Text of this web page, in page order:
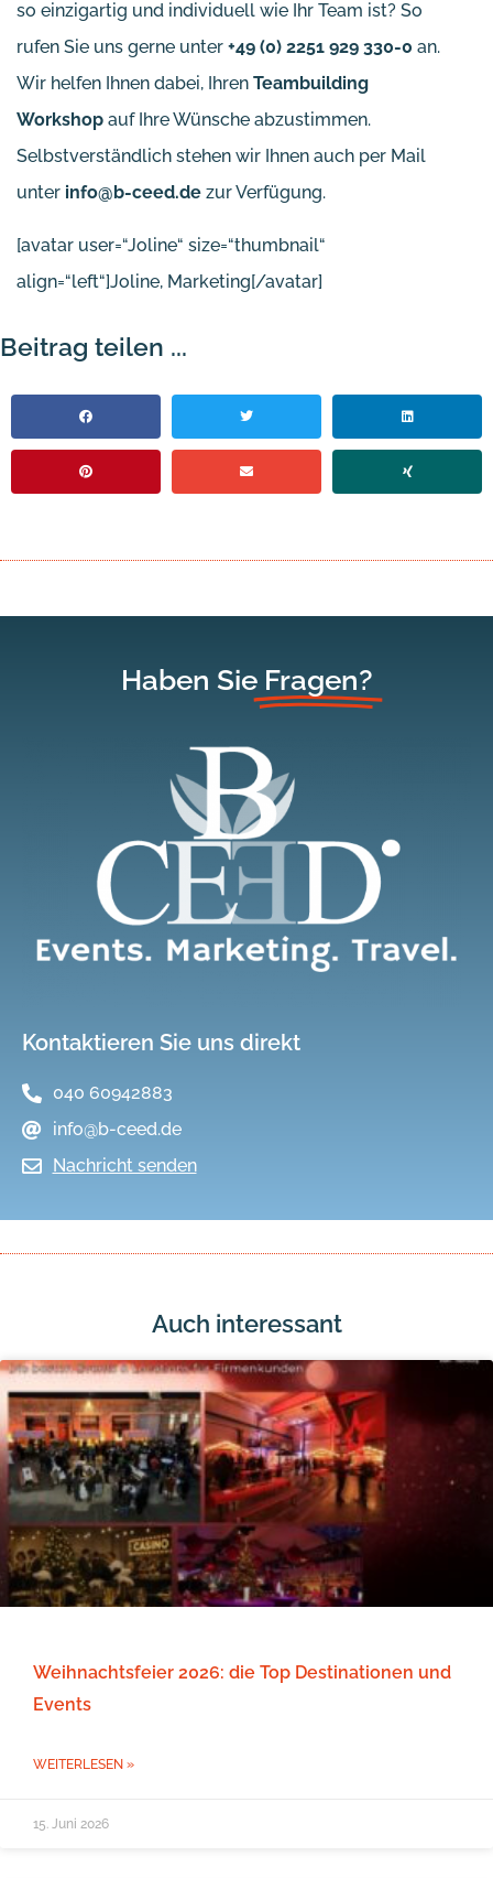
so einzigartig und individuell wie Ihr Team ist? So
rufen Sie uns gerne unter +49 (0) 2251 929 330-0 an.
Wir helfen Ihnen dabei, Ihren Teambuilding
Workshop auf Ihre Wünsche abzustimmen.
Selbstverständlich stehen wir Ihnen auch per Mail
unter info@b-ceed.de zur Verfügung.
[avatar user=“Joline“ size=“thumbnail“
align=“left“]Joline, Marketing[/avatar]
Beitrag teilen ...
Haben Sie Fragen?
Kontaktieren Sie uns direkt
040 60942883
info@b-ceed.de
Nachricht senden
Auch interessant
Weihnachtsfeier 2026: die Top Destinationen und
Events
WEITERLESEN »
15. Juni 2026